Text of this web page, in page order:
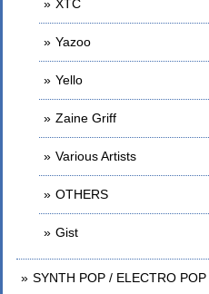
XTC
Yazoo
Yello
Zaine Griff
Various Artists
OTHERS
Gist
SYNTH POP / ELECTRO POP